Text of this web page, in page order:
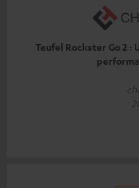
Teufel Rockster Go 2